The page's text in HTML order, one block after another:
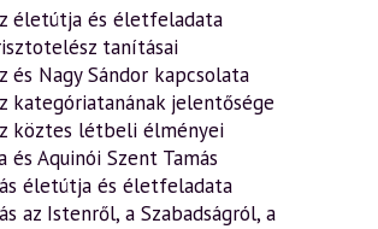
életútja és életfeladata
tanításai
és Nagy Sándor kapcsolata
kategóriatanának jelentősége
köztes létbeli élményei
és Aquinói Szent Tamás
életútja és életfeladata
az Istenről, a Szabadságról, a